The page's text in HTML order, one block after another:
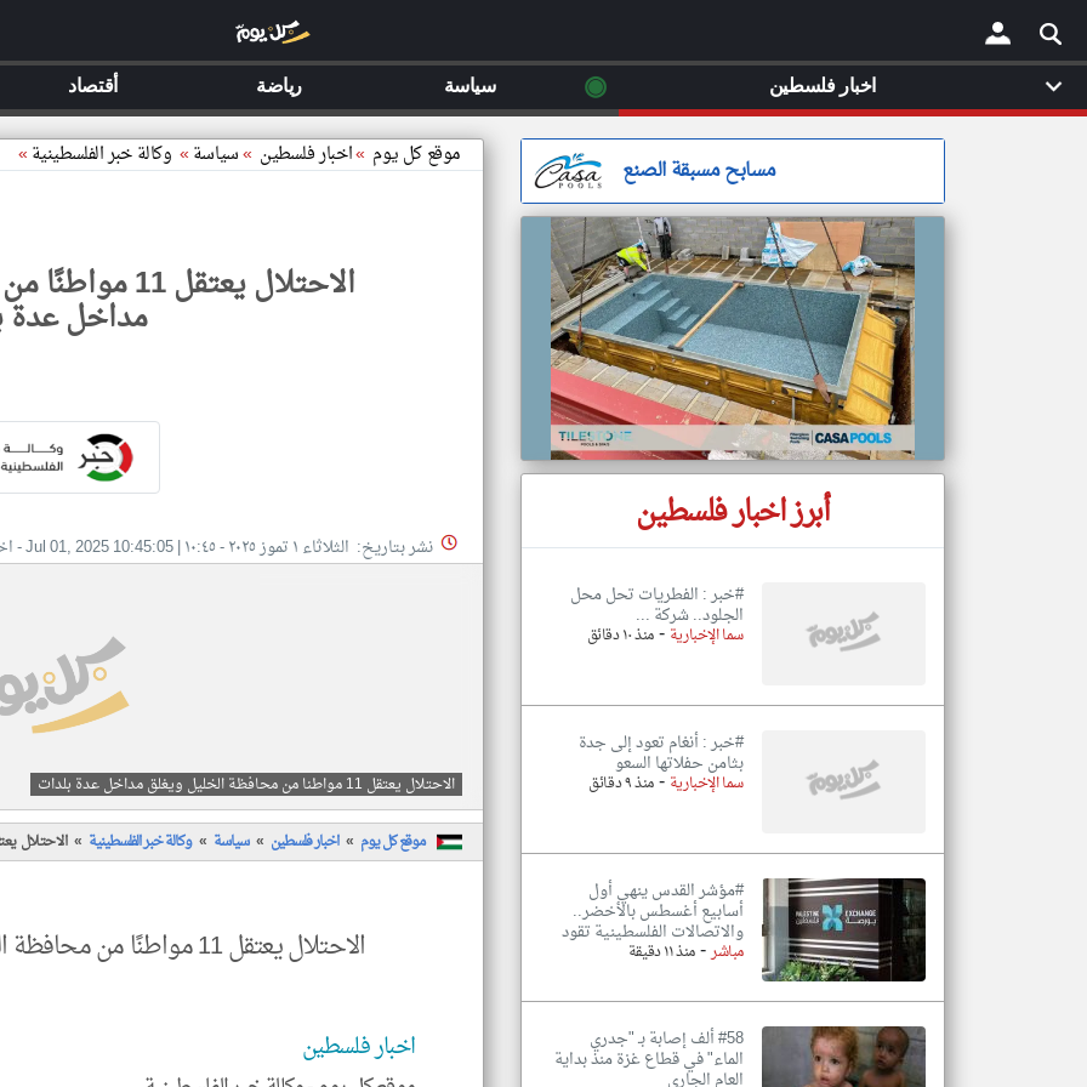
× موقع كل يوم »اخبار فلسطين »سياسة» وكالة خبر الفلسطينية»
الاحتلال
مداخل عدة
نشر بتاريخ: الثلاثاء ١ تموز ٢٠٢٥ - ١٠:٤٥ |
Jul 01, 2025 10:45:05
-
الاحتلال يعتقل 11 مواطنا من محافظة الخليل ويغلق مداخل عدة بلدات
موقع كل يوم اخبار فلسطين سياسة وكالة خبر الفلسطينية الاحتلال يعتقل 11 مواطنا من محافظة الخليل
الاحتلال يعتقل 11 مواطنًا من محافظة الخليل ويغلق مداخل عدة بلدات
اخبار فلسطين
مسابح مسبقة الصنع
أبرز اخبار فلسطين
#خبر : الفطريات تحل محل
الجلود.. شركة ...
سما الإخبارية -منذ ١٠ دقائق
#خبر : أنغام تعود إلى جدة
بثامن حفلاتها السعو
سما الإخبارية-منذ ٩ دقائق
#مؤشر القدس ينهي أول
أسابيع أغسطس بالأخضر..
والاتصالات الفلسطينية تقود
مباشر-منذ ١١ دقيقة
#58 ألف إصابة بـ "جدري
الماء" في قطاع غزة منذ بداية
العام الجاري
اخبار فلسطين ◉ سياسة رياضة أقتصاد